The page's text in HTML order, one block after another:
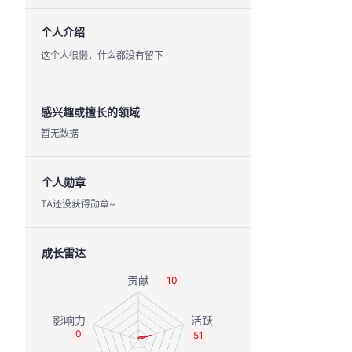
个人介绍
这个人很懒，什么都没有留下
感兴趣或擅长的领域
暂无数据
个人勋章
TA还没获得勋章~
成长雷达
10
51
0